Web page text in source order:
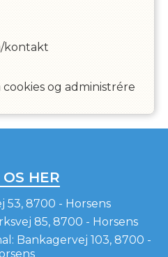
kontakt
og administrére
HER
53, 8700 - Horsens
85, 8700 - Horsens
Bankagervej 103, 8700 -